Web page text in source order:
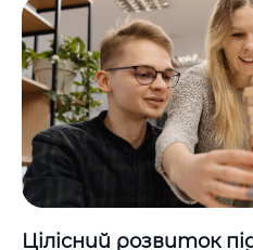
Цілісний розвиток